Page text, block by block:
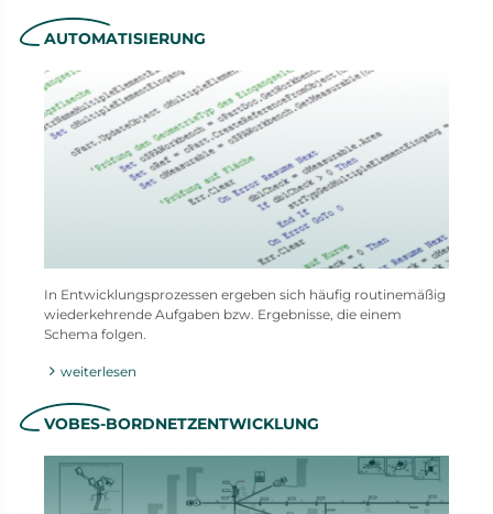
AUTOMATISIERUNG
In Entwicklungsprozessen ergeben sich häufig routinemäßig
wiederkehrende Aufgaben bzw. Ergebnisse, die einem
Schema folgen.
weiterlesen
VOBES-BORDNETZENTWICKLUNG